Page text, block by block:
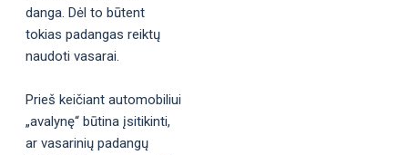
danga. Dėl to būtent
tokias padangas reiktų
naudoti vasarai.
Prieš keičiant automobiliui
„avalynę“ būtina įsitikinti,
ar vasarinių padangų